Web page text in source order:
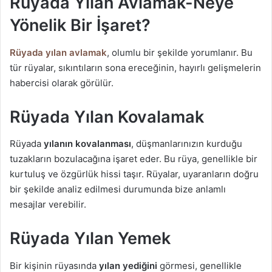
Yönelik Bir İşaret?
Rüyada yılan avlamak, olumlu bir şekilde yorumlanır. Bu
tür rüyalar, sıkıntıların sona ereceğinin, hayırlı gelişmelerin
habercisi olarak görülür.
Rüyada Yılan Kovalamak
Rüyada yılanın kovalanması, düşmanlarınızın kurduğu
tuzakların bozulacağına işaret eder. Bu rüya, genellikle bir
kurtuluş ve özgürlük hissi taşır. Rüyalar, uyaranların doğru
bir şekilde analiz edilmesi durumunda bize anlamlı
mesajlar verebilir.
Rüyada Yılan Yemek
Bir kişinin rüyasında yılan yediğini görmesi, genellikle